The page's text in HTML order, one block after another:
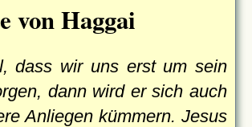
von Haggai
dass wir uns erst um sein
dann wird er sich auch
Anliegen kümmern. Jesus